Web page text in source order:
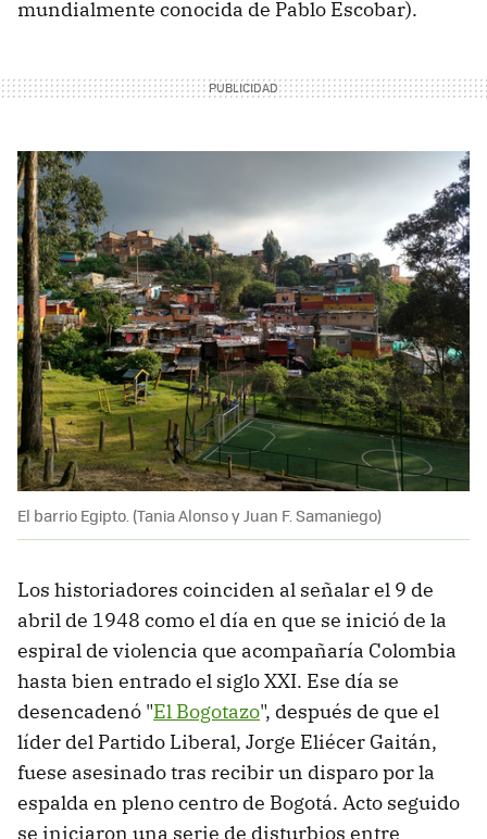
mundialmente conocida de Pablo Escobar).
El barrio Egipto. (Tania Alonso y Juan F. Samaniego)
Los historiadores coinciden al señalar el 9 de
abril de 1948 como el día en que se inició de la
espiral de violencia que acompañaría Colombia
hasta bien entrado el siglo XXI. Ese día se
desencadenó "El Bogotazo", después de que el
líder del Partido Liberal, Jorge Eliécer Gaitán,
fuese asesinado tras recibir un disparo por la
espalda en pleno centro de Bogotá. Acto seguido
se iniciaron una serie de disturbios entre